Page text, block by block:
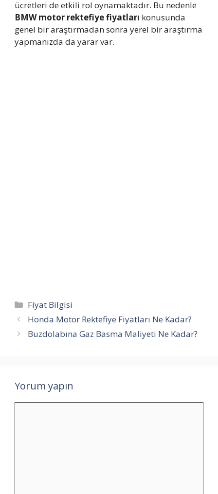
ücretleri de etkili rol oynamaktadır. Bu nedenle
BMW motor rektefiye fiyatları konusunda
genel bir araştırmadan sonra yerel bir araştırma
yapmanızda da yarar var.
Kategoriler
Fiyat Bilgisi
Honda Motor Rektefiye Fiyatları Ne Kadar?
Buzdolabına Gaz Basma Maliyeti Ne Kadar?
Yorum yapın